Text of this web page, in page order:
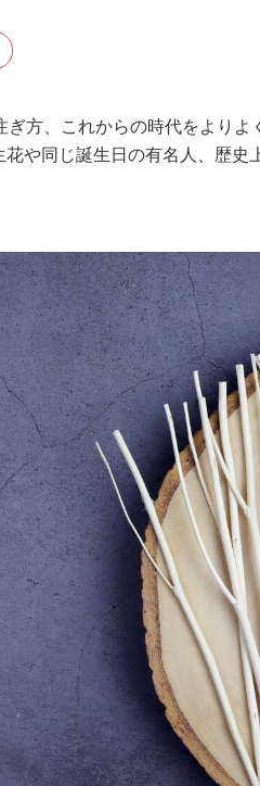
ぎ方、これからの時代をより
や同じ誕生日の有名人、歴史